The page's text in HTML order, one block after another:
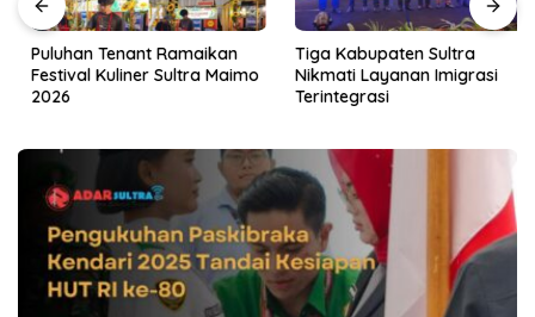
Puluhan Tenant Ramaikan
Festival Kuliner Sultra Maimo
2026
Tiga Kabupaten Sultra
Nikmati Layanan Imigrasi
Terintegrasi